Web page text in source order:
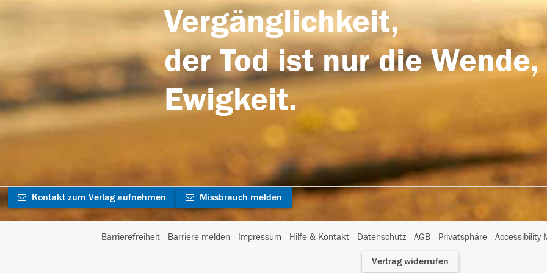
Vergänglichkeit,
der Tod ist nur die
Ewigkeit.
Kontakt zum Verlag aufnehmen Missbrauch melden
Barrierefreiheit Barriere melden Impressum Hilfe & Kontakt Datenschutz AGB Privatsphäre
I
Vertrag widerrufen